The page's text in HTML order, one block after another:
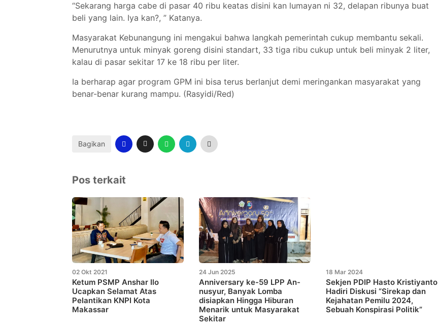
“Sekarang harga cabe di pasar 40 ribu keatas disini kan lumayan ni 32, delapan ribunya buat
beli yang lain. Iya kan?, ” Katanya.
Masyarakat Kebunangung ini mengakui bahwa langkah pemerintah cukup membantu sekali.
Menurutnya untuk minyak goreng disini standart, 33 tiga ribu cukup untuk beli minyak 2 liter,
kalau di pasar sekitar 17 ke 18 ribu per liter.
Ia berharap agar program GPM ini bisa terus berlanjut demi meringankan masyarakat yang
benar-benar kurang mampu. (Rasyidi/Red)
Bagikan
Pos terkait
02 Okt 2021
Ketum PSMP Anshar Ilo
Ucapkan Selamat Atas
Pelantikan KNPI Kota
Makassar
24 Jun 2025
Anniversary ke-59 LPP An-
nusyur, Banyak Lomba
disiapkan Hingga Hiburan
Menarik untuk Masyarakat
Sekitar
18 Mar 2024
Sekjen PDIP Hasto Kristiyanto
Hadiri Diskusi “Sirekap dan
Kejahatan Pemilu 2024,
Sebuah Konspirasi Politik”